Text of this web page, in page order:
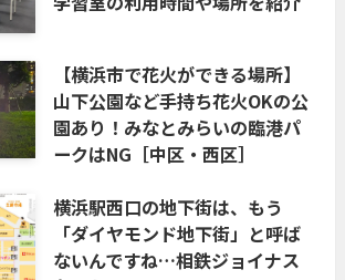
【横浜市で花火ができる場所】
山下公園など手持ち花火OKの公
園あり！みなとみらいの臨港パ
ークはNG［中区・西区］
横浜駅西口の地下街は、もう
「ダイヤモンド地下街」と呼ば
ないんですね…相鉄ジョイナス